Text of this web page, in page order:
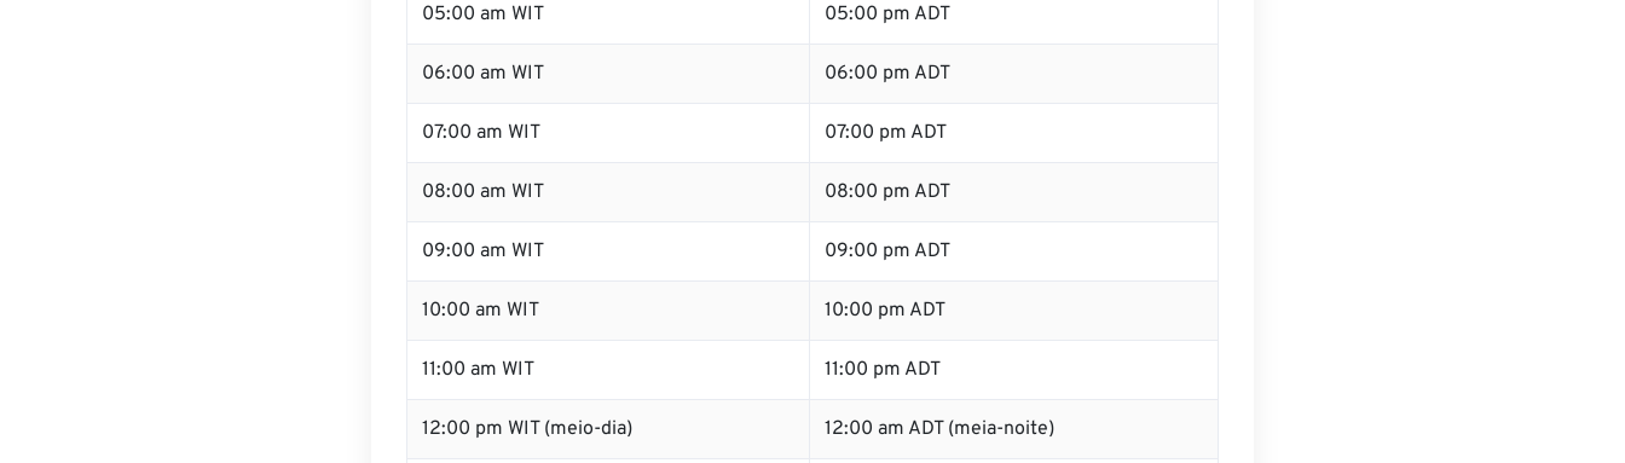
05:00 am WIT 05:00 pm ADT
06:00 am WIT 06:00 pm ADT
07:00 am WIT 07:00 pm ADT
08:00 am WIT 08:00 pm ADT
09:00 am WIT 09:00 pm ADT
10:00 am WIT 10:00 pm ADT
11:00 am WIT 11:00 pm ADT
12:00 pm WIT (meio-dia) 12:00 am ADT (meia-noite)